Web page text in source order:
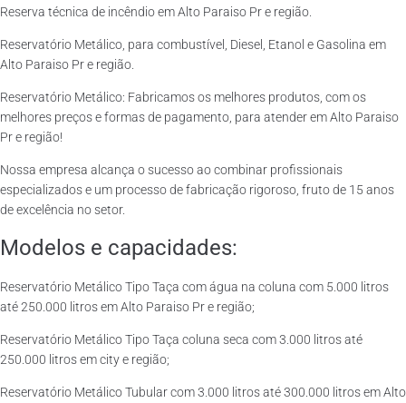
Reserva técnica de incêndio em Alto Paraiso Pr e região.
Reservatório Metálico, para combustível, Diesel, Etanol e Gasolina em
Alto Paraiso Pr e região.
Reservatório Metálico: Fabricamos os melhores produtos, com os
melhores preços e formas de pagamento, para atender em Alto Paraiso
Pr e região!
Nossa empresa alcança o sucesso ao combinar profissionais
especializados e um processo de fabricação rigoroso, fruto de 15 anos
de excelência no setor.
Modelos e capacidades:
Reservatório Metálico Tipo Taça com água na coluna com 5.000 litros
até 250.000 litros em Alto Paraiso Pr e região;
Reservatório Metálico Tipo Taça coluna seca com 3.000 litros até
250.000 litros em city e região;
Reservatório Metálico Tubular com 3.000 litros até 300.000 litros em Alto